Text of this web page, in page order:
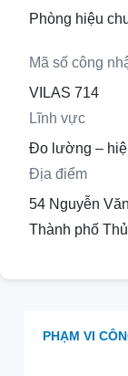
Phòng hiệu
Mã số công
VILAS 714
Lĩnh vực
Đo lường –
Địa điểm
54 Nguyễn
Thành phố
PHẠM VI